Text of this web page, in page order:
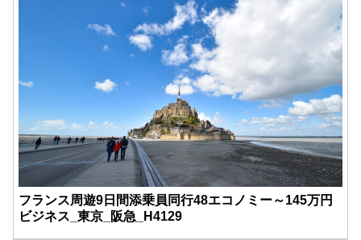
フランス周遊9日間添乗員同行48エコノミー～145万円
ビジネス_東京_阪急_H4129